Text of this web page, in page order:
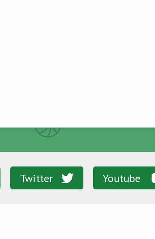
Twitter Youtube